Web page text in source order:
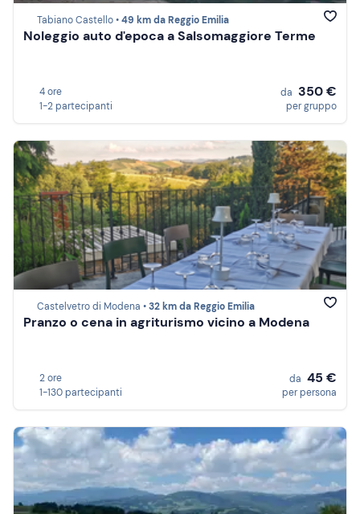
Tabiano Castello •49 km da Reggio Emilia
Noleggio auto d'epoca a Salsomaggiore Terme
4 ore
1-2 partecipanti
da 350 €
per gruppo
Castelvetro di Modena •32 km da Reggio Emilia
Pranzo o cena in agriturismo vicino a Modena
2 ore
1-130 partecipanti
da 45 €
per persona